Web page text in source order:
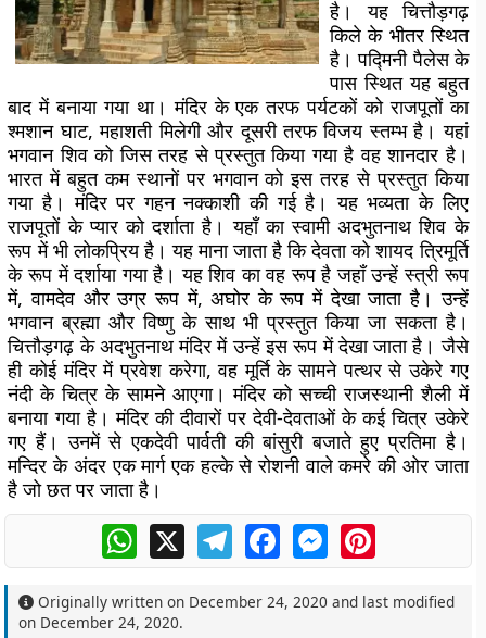
है। यह चित्तौड़गढ़
किले के भीतर स्थित
है। पद्मिनी पैलेस के
पास स्थित यह बहुत
बाद में बनाया गया था। मंदिर के एक तरफ पर्यटकों को राजपूतों का
श्मशान घाट, महाशती मिलेगी और दूसरी तरफ विजय स्तम्भ है। यहां
भगवान शिव को जिस तरह से प्रस्तुत किया गया है वह शानदार है।
भारत में बहुत कम स्थानों पर भगवान को इस तरह से प्रस्तुत किया
गया है। मंदिर पर गहन नक्काशी की गई है। यह भव्यता के लिए
राजपूतों के प्यार को दर्शाता है। यहाँ का स्वामी अदभुतनाथ शिव के
रूप में भी लोकप्रिय है। यह माना जाता है कि देवता को शायद त्रिमूर्ति
के रूप में दर्शाया गया है। यह शिव का वह रूप है जहाँ उन्हें स्त्री रूप
में, वामदेव और उग्र रूप में, अघोर के रूप में देखा जाता है। उन्हें
भगवान ब्रह्मा और विष्णु के साथ भी प्रस्तुत किया जा सकता है।
चित्तौड़गढ़ के अदभुतनाथ मंदिर में उन्हें इस रूप में देखा जाता है। जैसे
ही कोई मंदिर में प्रवेश करेगा, वह मूर्ति के सामने पत्थर से उकेरे गए
नंदी के चित्र के सामने आएगा। मंदिर को सच्ची राजस्थानी शैली में
बनाया गया है। मंदिर की दीवारों पर देवी-देवताओं के कई चित्र उकेरे
गए हैं। उनमें से एकदेवी पार्वती की बांसुरी बजाते हुए प्रतिमा है।
मन्दिर के अंदर एक मार्ग एक हल्के से रोशनी वाले कमरे की ओर जाता
है जो छत पर जाता है।
WhatsApp
X TelegramFacebookMessengerPinterest
Originally written on December 24, 2020 and last modified
on December 24, 2020.